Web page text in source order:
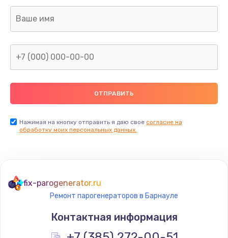
Заказать
Ремонт капиллярной трубки
400 руб.
Заказать
Замена термостата
1200 руб.
Заказать
Нажимая на кнопку отправить я даю свое согласие на
обработку моих персональных данных.
fix-parogenerator.ru
Ремонт парогенераторов в Барнауле
Контактная информация